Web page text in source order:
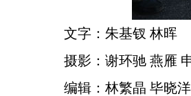
文字：朱基钗 林晖
摄影：谢环驰 燕雁
编辑：林繁晶 毕晓